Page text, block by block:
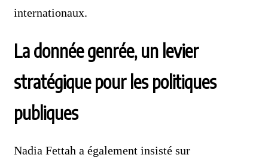
internationaux.
La donnée genrée, un levier
stratégique pour les politiques
publiques
Nadia Fettah a également insisté sur